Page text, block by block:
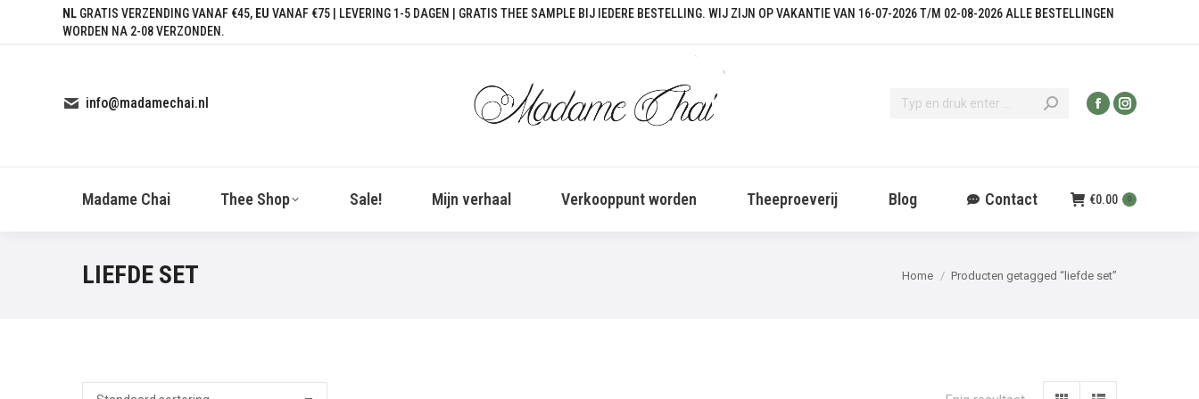
NL GRATIS VERZENDING VANAF €45, EU VANAF €75 | LEVERING 1-5 DAGEN | GRATIS THEE SAMPLE BIJ IEDERE BESTELLING. WIJ ZIJN OP VAKANTIE VAN 16-07-2026 T/M 02-08-2026 ALLE BESTELLINGEN
WORDEN NA 2-08 VERZONDEN.
info@madamechai.nl
Madame Chai Thee Shop Sale! Mijn verhaal Verkooppunt worden Theeproeverij Blog Contact €0.00 0
LIEFDE SET Je bent hier:
Home Producten getagged “liefde set”